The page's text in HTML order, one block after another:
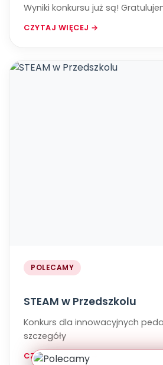
Wyniki konkursu już są!
CZYTAJ WIĘCEJ →
POLECAMY
STEAM w Przedszkolu
Konkurs dla innowacyjnych
szczegóły
CZYTAJ WIĘCEJ →